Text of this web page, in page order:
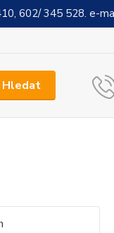
602/ 345 528. e-
Hledat